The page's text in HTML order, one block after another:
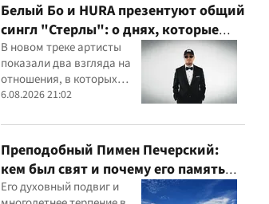
Белый Бо и HURA презентуют общий
сингл "Стерлы": о днях, которые
были лучшими — пока кто-то не
нажал delete
В новом треке артисты
показали два взгляда на
отношения, в которых
лучшие моменты
безразличием и пустотой
6.08.2026 21:02
Преподобный Пимен Печерский:
кем был свят и почему его память
чтят 7 августа
Его духовный подвиг и